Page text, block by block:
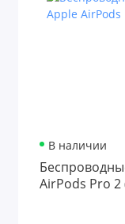
В наличии
AirPods Pro 2